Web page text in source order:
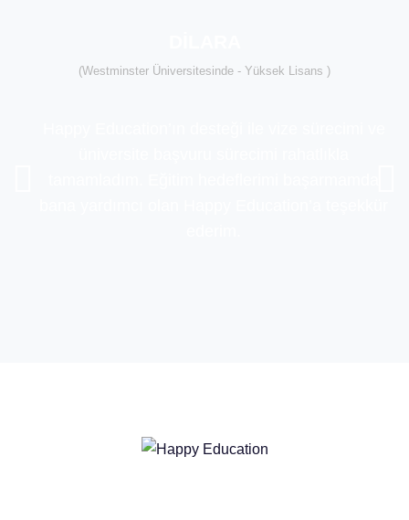
(Westminster Üniversitesinde - Yüksek Lisans )